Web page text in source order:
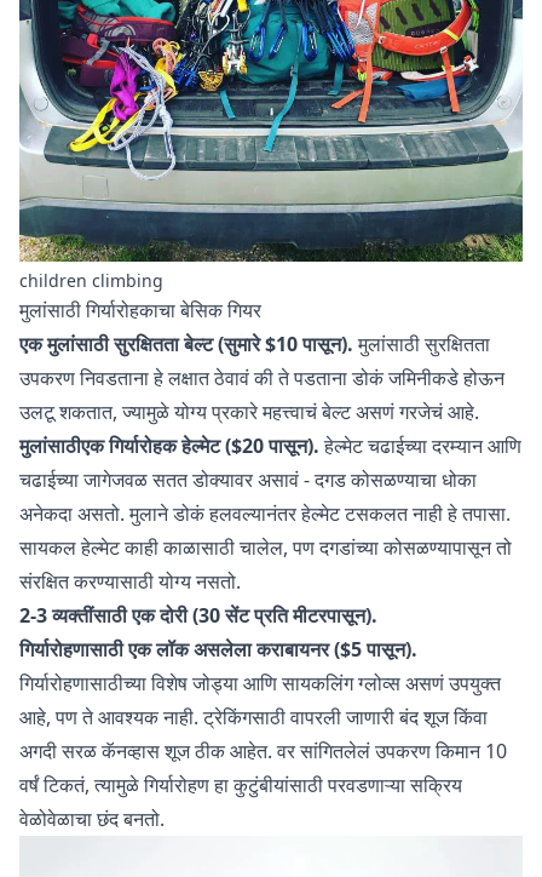
children climbing
मुलांसाठी गिर्यारोहकाचा बेसिक गियर
एक मुलांसाठी सुरक्षितता बेल्ट (सुमारे $10 पासून).मुलांसाठी सुरक्षितता
उपकरण निवडताना हे लक्षात ठेवावं की ते पडताना डोकं जमिनीकडे होऊन
उलटू शकतात, ज्यामुळे योग्य प्रकारे महत्त्वाचं बेल्ट असणं गरजेचं आहे.
मुलांसाठीएक गिर्यारोहक हेल्मेट ($20 पासून).हेल्मेट चढाईच्या दरम्यान आणि
चढाईच्या जागेजवळ सतत डोक्यावर असावं - दगड कोसळण्याचा धोका
अनेकदा असतो. मुलाने डोकं हलवल्यानंतर हेल्मेट टसकलत नाही हे तपासा.
सायकल हेल्मेट काही काळासाठी चालेल, पण दगडांच्या कोसळण्यापासून तो
संरक्षित करण्यासाठी योग्य नसतो.
2-3 व्यक्तींसाठी एक दोरी (30 सेंट प्रति मीटरपासून).
गिर्यारोहणासाठी एक लॉक असलेला कराबायनर ($5 पासून).
गिर्यारोहणासाठीच्या विशेष जोड्या आणि सायकलिंग ग्लोव्स असणं उपयुक्त
आहे, पण ते आवश्यक नाही. ट्रेकिंगसाठी वापरली जाणारी बंद शूज किंवा
अगदी सरळ कॅनव्हास शूज ठीक आहेत. वर सांगितलेलं उपकरण किमान 10
वर्षं टिकतं, त्यामुळे गिर्यारोहण हा कुटुंबीयांसाठी परवडणाऱ्या सक्रिय
वेळोवेळाचा छंद बनतो.